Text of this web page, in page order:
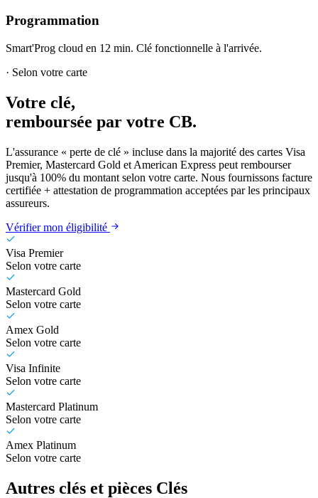
Programmation
Smart'Prog cloud en 12 min. Clé fonctionnelle à l'arrivée.
· Selon votre carte
Votre clé,
remboursée par votre CB.
L'assurance « perte de clé » incluse dans la majorité des cartes Visa
Premier, Mastercard Gold et American Express peut rembourser
jusqu'à 100% du montant selon votre carte. Nous fournissons facture
certifiée + attestation de programmation acceptées par les principaux
assureurs.
Vérifier mon éligibilité
Visa Premier
Selon votre carte
Mastercard Gold
Selon votre carte
Amex Gold
Selon votre carte
Visa Infinite
Selon votre carte
Mastercard Platinum
Selon votre carte
Amex Platinum
Selon votre carte
Autres clés et pièces Clés